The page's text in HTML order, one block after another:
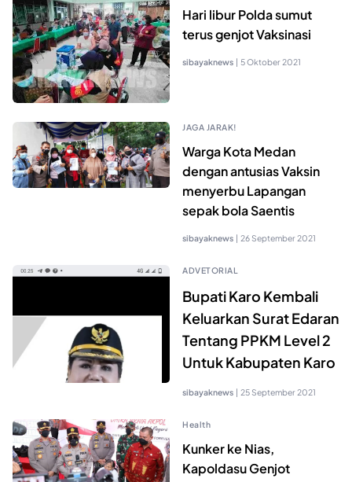
Hari libur Polda sumut
terus genjot Vaksinasi
sibayaknews | 5 Oktober 2021
JAGA JARAK!
Warga Kota Medan
dengan antusias Vaksin
menyerbu Lapangan
sepak bola Saentis
sibayaknews | 26 September 2021
ADVETORIAL
Bupati Karo Kembali
Keluarkan Surat Edaran
Tentang PPKM Level 2
Untuk Kabupaten Karo
sibayaknews | 25 September 2021
Health
Kunker ke Nias,
Kapoldasu Genjot